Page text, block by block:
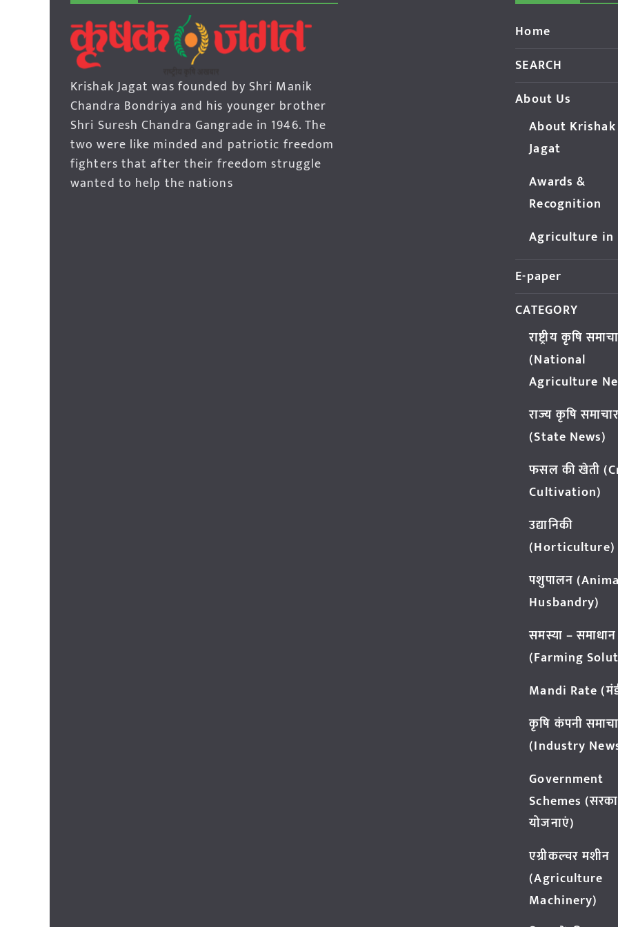
Krishak Jagat was founded by Shri Manik
Chandra Bondriya and his younger brother
Shri Suresh Chandra Gangrade in 1946. The
two were like minded and patriotic freedom
fighters that after their freedom struggle
wanted to help the nations
Home
SEARCH
About Us
About Krishak
Jagat
Awards &
Recognition
Agriculture in
E-paper
CATEGORY
राष्ट्रीय कृषि
(National
Agriculture
राज्य कृषि समाचार
(State News)
फसल की खेती
Cultivation)
उद्यानिकी
(Horticulture)
पशुपालन
Husbandry)
समस्या – समाधान
(Farming
Mandi Rate
कृषि कंपनी
(Industry
Government
Schemes
योजनाएं)
एग्रीकल्चर मशीन
(Agriculture
Machinery)